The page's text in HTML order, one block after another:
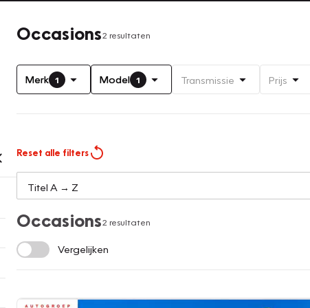
Occasions2 resultaten
Merk 1 Model 1 Transmissie Prijs
Reset alle filters
Occasions2 resultaten
Vergelijken